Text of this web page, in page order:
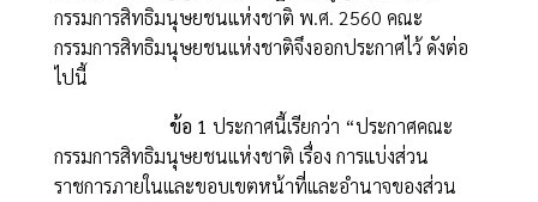
กรรมการสิทธิมนุษยชนแห่งชาติ พ.ศ. 2560 คณะ
กรรมการสิทธิมนุษยชนแห่งชาติจึงออกประกาศไว้ ดังต่อ
ไปนี้
ข้อ 1 ประกาศนี้เรียกว่า “ประกาศคณะ
กรรมการสิทธิมนุษยชนแห่งชาติ เรื่อง การแบ่งส่วน
ราชการภายในและขอบเขตหน้าที่และอำนาจของส่วน